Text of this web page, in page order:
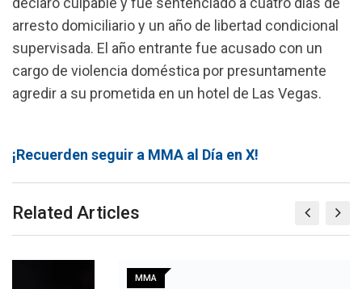
arresto domiciliario y un año de libertad condicional
supervisada. El año entrante fue acusado con un
cargo de violencia doméstica por presuntamente
agredir a su prometida en un hotel de Las Vegas.
¡Recuerden seguir a MMA al Día en X!
Related Articles